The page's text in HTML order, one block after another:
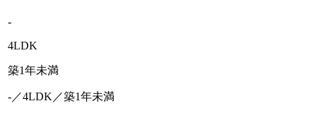
-
4LDK
築1年未満
-／4LDK／築1年未満